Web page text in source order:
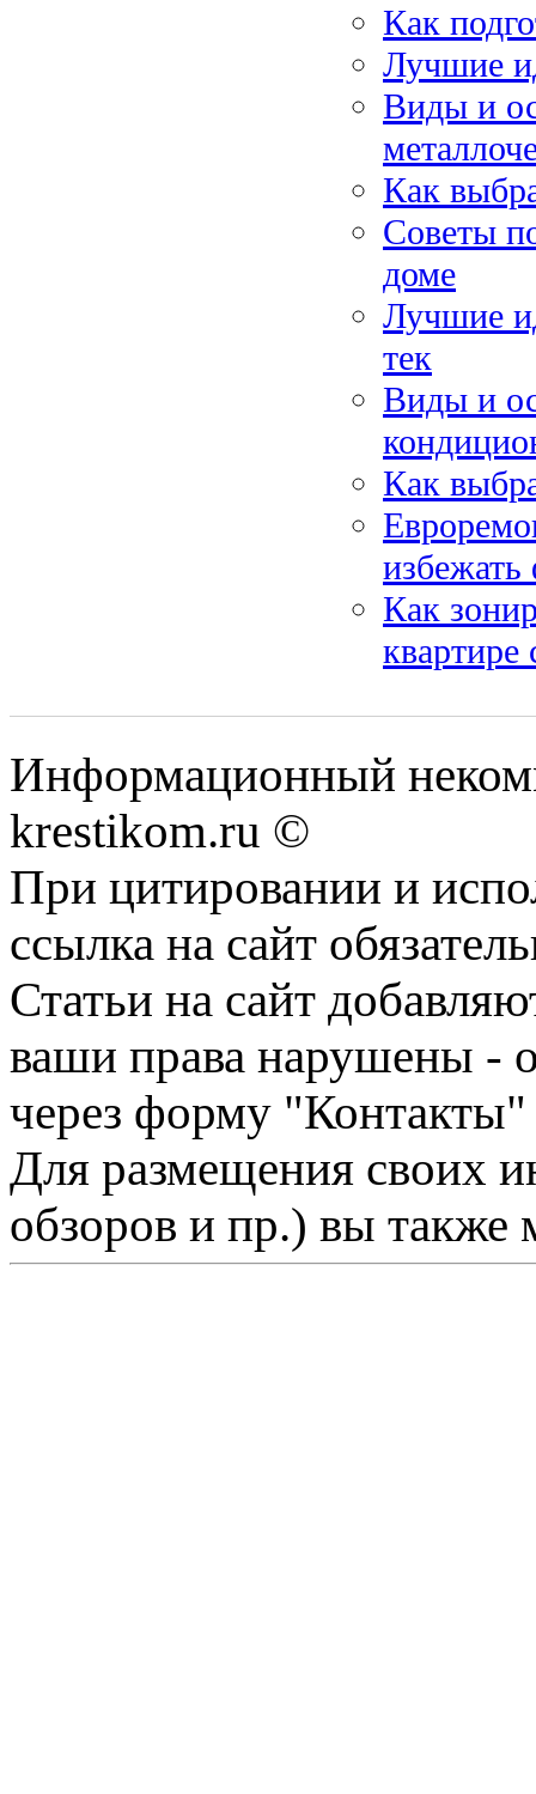
Как
Лучшие
Виды и
Как
Советы
доме
Лучшие
тек
Виды и
Как
Как
Информационный
krestikom.ru ©
При цитировании и
ссылка на сайт
Статьи на сайт
ваши права нарушены -
через форму "Контакты"
Для размещения своих
обзоров и пр.) вы также